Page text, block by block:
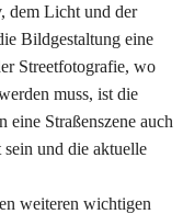
dem Licht und der
Bildgestaltung eine
Streetfotografie, wo
muss, ist die
Straßenszene auch
und die aktuelle
weiteren wichtigen